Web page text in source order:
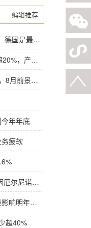
编辑推荐
欧洲咖啡报告：消费全球1/4咖啡，德国是最大进口国，意大利在烘焙咖啡生产中领先
1月至7月越南咖啡出口同比增长超20%，产量也将是过去四年来最高
咖啡期货价格：7月经历大幅波动，8月前景依旧不明朗
年年底
疲软
StoneX表示，全球可可供应过剩因厄尔尼诺而萎缩
降雨导致巴西咖啡提前开花，可能影响明年产量，造成近期价格波动极不稳定
超40%